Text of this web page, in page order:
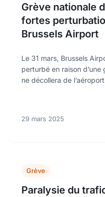
Grève nationale
fortes
Brussels Airport
Le 31 mars, Brussels
perturbé en raison
ne décollera de
29 mars 2025
Grève
Paralysie du